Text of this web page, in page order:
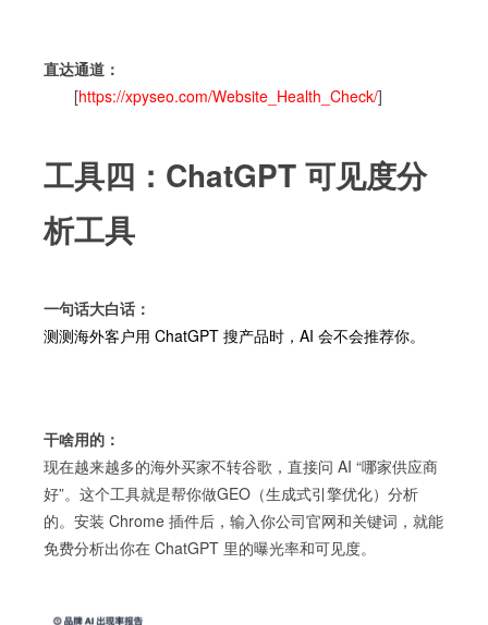
直达通道：
[https://xpyseo.com/Website_Health_Check/]
工具四：ChatGPT 可见度分
析工具
一句话大白话：
测测海外客户用 ChatGPT 搜产品时，AI 会不会推荐你。
干啥用的：
现在越来越多的海外买家不转谷歌，直接问 AI “哪家供应商
好”。这个工具就是帮你做GEO（生成式引擎优化）分析
的。安装 Chrome 插件后，输入你公司官网和关键词，就能
免费分析出你在 ChatGPT 里的曝光率和可见度。